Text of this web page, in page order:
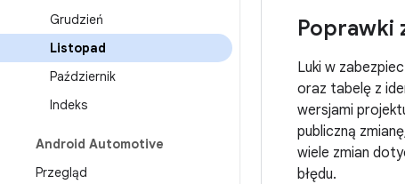
Grudzień
Listopad
Październik
Indeks
Android Automotive
Przegląd
Poprawki
Luki w
oraz tabelę z
wersjami
publiczną
wiele zmian
błędu.